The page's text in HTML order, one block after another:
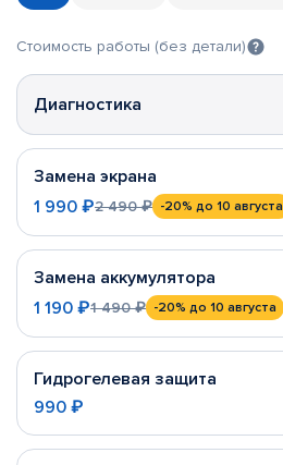
Стоимость работы (без детали)
Диагностика
Замена экрана
1 990 ₽2 490 ₽ -20% до 10 августа
Замена аккумулятора
1 190 ₽1 490 ₽ -20% до 10 августа
Гидрогелевая защита
990 ₽